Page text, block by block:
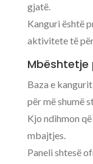
gjatë.
Kanguri është
aktivitete të
Mbështetje
Baza e
për më shumë
Kjo ndihmon
mbajtjes.
Paneli shtesë